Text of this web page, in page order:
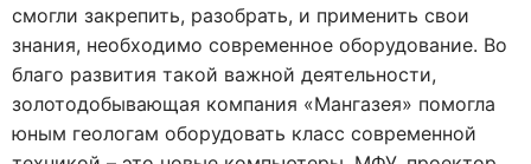
смогли закрепить, разобрать, и применить свои
знания, необходимо современное оборудование. Во
благо развития такой важной деятельности,
золотодобывающая компания «Мангазея» помогла
юным геологам оборудовать класс современной